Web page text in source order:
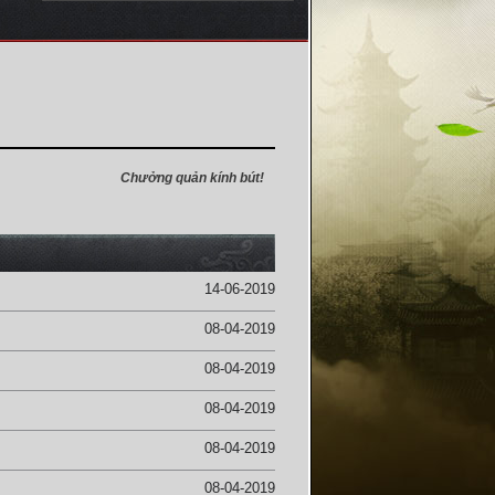
Chưởng quản kính bút!
14-06-2019
08-04-2019
08-04-2019
08-04-2019
08-04-2019
08-04-2019